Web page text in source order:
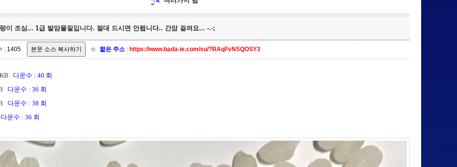
이 조심... 1급 발암물질입니다. 절대 드시면 안됩니다.. 간암 걸려요... -.-;
: 1405 짧은 주소 : https://www.bada-ie.com/su/?RAqFvNSQOSY3
다운수 : 40 회
다운수 : 36 회
다운수 : 38 회
다운수 : 36 회